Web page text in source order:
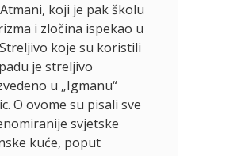
koji je pak školu
i zločina ispekao u
koje su koristili
je streljivo
u „Igmanu“
O ovome su pisali sve
svjetske
kuće, poput